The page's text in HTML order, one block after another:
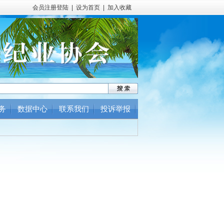
会员注册登陆 设为首页 加入收藏
数据中心 联系我们 投诉举报